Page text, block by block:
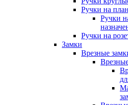
Ручки на
Ручки
Ручки на
Замки
Врезные